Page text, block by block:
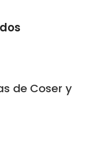
de Coser y